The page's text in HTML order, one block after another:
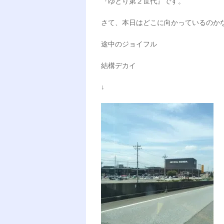
さて、本日はどこに向かっているのか
途中のジョイフル
結構デカイ
↓